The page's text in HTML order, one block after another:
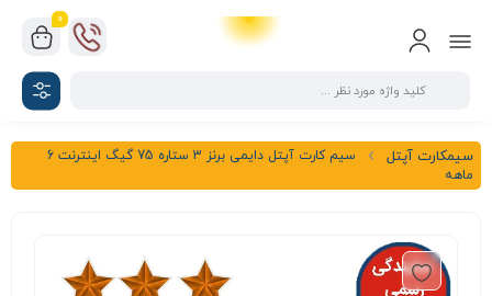
0
سیمکارت آپتل
سیم کارت آپتل دایمی برنز 3 ستاره 75 گیگ اینترنت 6
ماهه